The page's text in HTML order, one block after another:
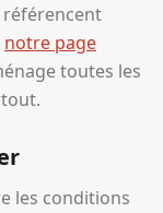
notre page
toutes les
les conditions